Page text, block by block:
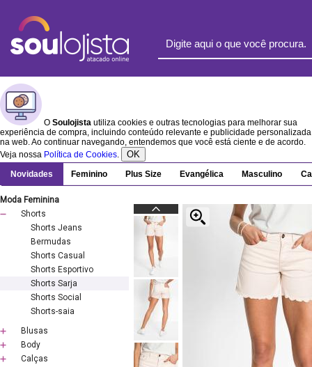
O Soulojista utiliza cookies e outras tecnologias para melhorar sua
experiência de compra, incluindo conteúdo relevante e publicidade personalizada
na web. Ao continuar navegando, entendemos que você está ciente e de acordo.
Veja nossa Política de Cookies. OK
Novidades Feminino Plus Size Evangélica Masculino
Moda Feminina
Shorts
Shorts Jeans
Bermudas
Shorts Casual
Shorts Esportivo
Shorts Sarja
Shorts Social
Shorts-saia
Blusas
Body
Calças